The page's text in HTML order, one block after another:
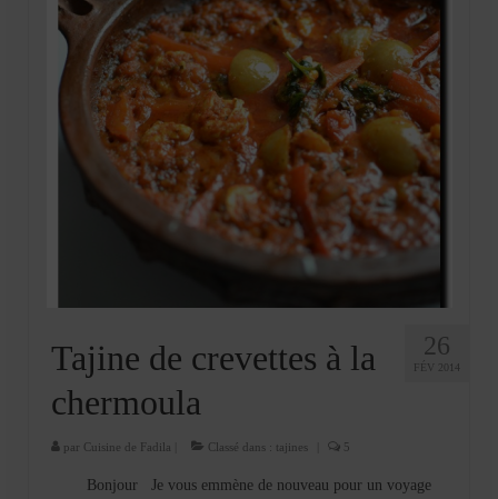
26
FÉV 2014
Tajine de crevettes à la
chermoula
par Cuisine de Fadila Classé dans : tajines 5
Bonjour Je vous emmène de nouveau pour un voyage